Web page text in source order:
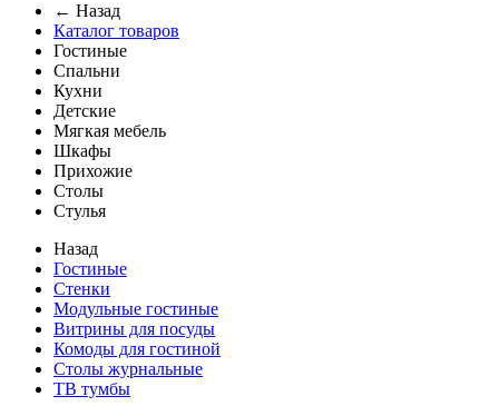
← Назад
Каталог товаров
Гостиные
Спальни
Кухни
Детские
Мягкая мебель
Шкафы
Прихожие
Столы
Стулья
Назад
Гостиные
Стенки
Модульные гостиные
Витрины для посуды
Комоды для гостиной
Столы журнальные
ТВ тумбы